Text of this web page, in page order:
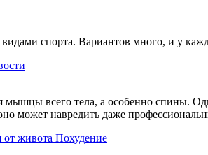
спорта. Вариантов много, и у
всего тела, а особенно спины.
может навредить даже
от живота Похудение